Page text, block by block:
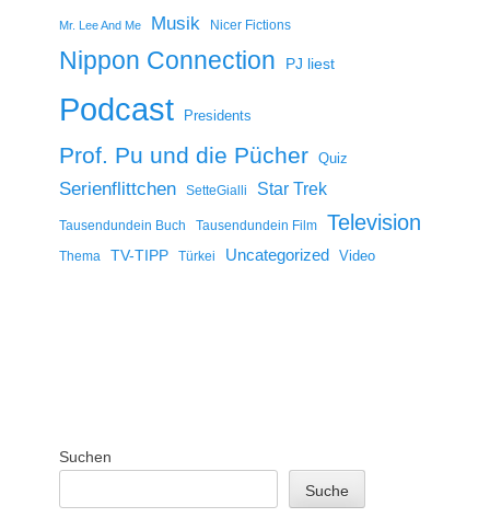
Mr. Lee And Me Musik Nicer Fictions
Nippon Connection PJ liest
Podcast Presidents
Prof. Pu und die Pücher Quiz
Serienflittchen SetteGialli Star Trek
Tausendundein Buch Tausendundein Film Television
Thema TV-TIPP Türkei Uncategorized Video
Suchen
Suche